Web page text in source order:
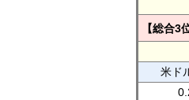
【総合3
米ド